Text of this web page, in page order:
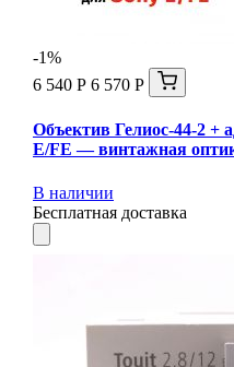
-1%
6 540 Р 6 570 Р
Объектив Гелиос-44-2 +
E/FE — винтажная
В наличии
Бесплатная доставка